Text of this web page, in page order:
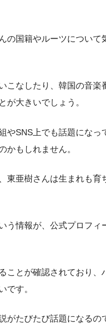
の国籍やルーツについて
こなしたり、韓国の音楽
が大きいでしょう。
やSNS上でも話題になっ
かもしれません。
東亜樹さんは生まれも育
う情報が、公式プロフィ
ことが確認されており、
です。
たびたび話題になるの